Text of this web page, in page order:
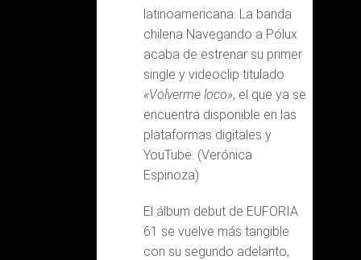
latinoamericana. La banda
chilena Navegando a Pólux
acaba de estrenar su primer
single y videoclip titulado
«Volverme loco», el que ya se
encuentra disponible en las
plataformas digitales y
YouTube. (Verónica
Espinoza)
El álbum debut de EUFORIA
61 se vuelve más tangible
con su segundo adelanto,